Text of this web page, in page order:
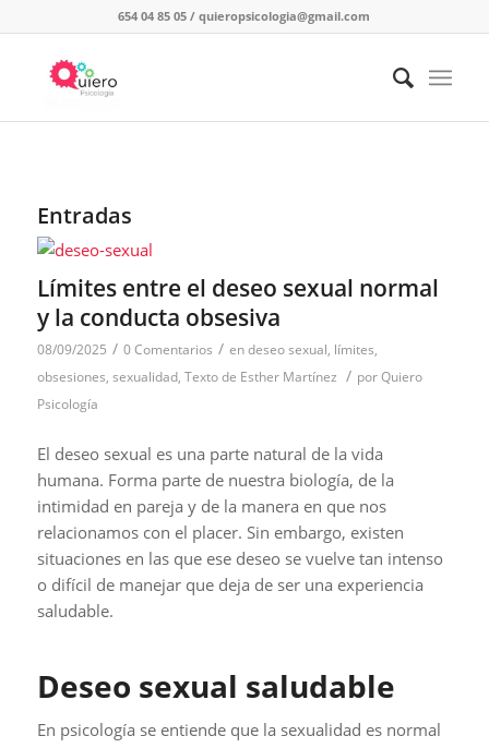
654 04 85 05 /quieropsicologia@gmail.com
Entradas
Límites entre el deseo sexual normal
y la conducta obsesiva
08/09/2025 / 0 Comentarios / endeseo sexual, límites,
obsesiones, sexualidad, Texto de Esther Martínez / porQuiero
Psicología
El deseo sexual es una parte natural de la vida
humana. Forma parte de nuestra biología, de la
intimidad en pareja y de la manera en que nos
relacionamos con el placer. Sin embargo, existen
situaciones en las que ese deseo se vuelve tan intenso
o difícil de manejar que deja de ser una experiencia
saludable.
Deseo sexual saludable
En psicología se entiende que la sexualidad es normal